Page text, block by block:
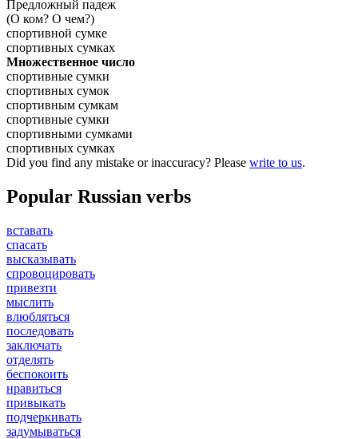
Предложный падеж
(О ком? О чем?)
спортивной сумке
спортивных сумках
Множественное число
спортивные сумки
спортивных сумок
спортивным сумкам
спортивные сумки
спортивными сумками
спортивных сумках
Did you find any mistake or inaccuracy? Please write to us.
Popular Russian verbs
вставать
спасать
высказывать
спровоцировать
привезти
мыслить
влюбляться
последовать
заключать
отделять
беспокоить
нравиться
привыкать
подчеркивать
задумываться